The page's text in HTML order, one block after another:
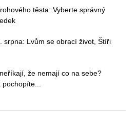
těsta: Vyberte správný
srpna: Lvům se obrací život, Štíři
že nemají co na sebe?
pochopíte...